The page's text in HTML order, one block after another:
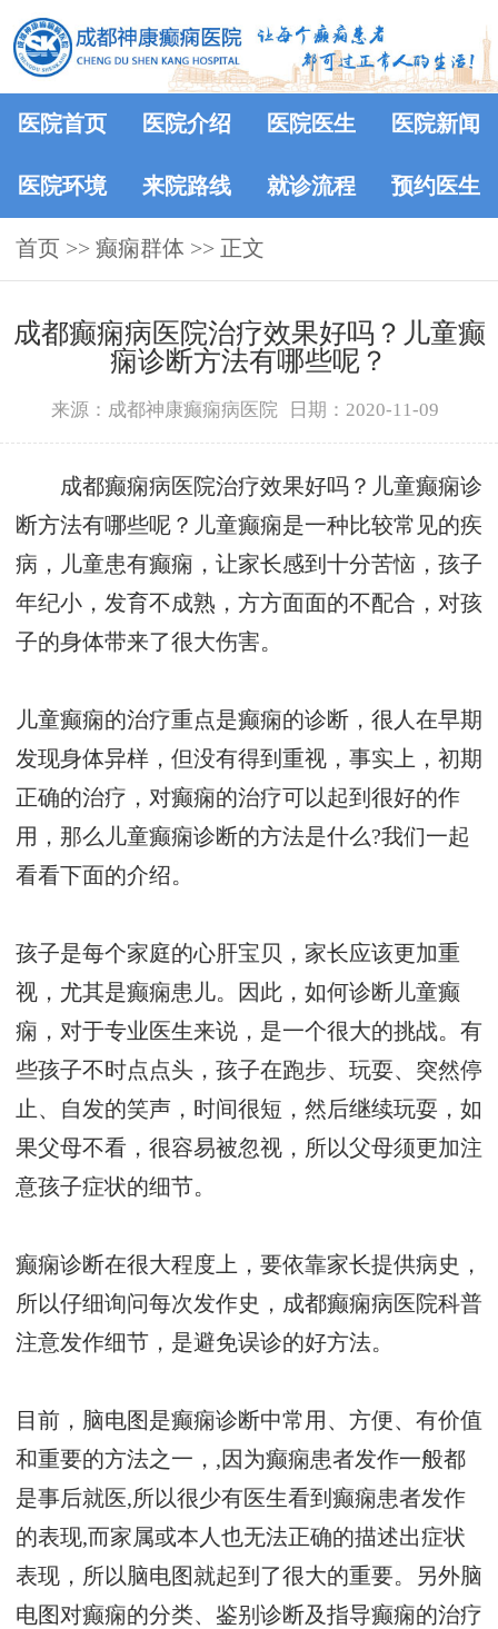
医院首页 医院介绍 医院医生 医院新闻
医院环境 来院路线 就诊流程 预约医生
首页 >> 癫痫群体 >> 正文
成都癫痫病医院治疗效果好吗？儿童癫
痫诊断方法有哪些呢？
来源：成都神康癫痫病医院 日期：2020-11-09
成都癫痫病医院治疗效果好吗？儿童癫痫诊
断方法有哪些呢？儿童癫痫是一种比较常见的疾
病，儿童患有癫痫，让家长感到十分苦恼，孩子
年纪小，发育不成熟，方方面面的不配合，对孩
子的身体带来了很大伤害。
儿童癫痫的治疗重点是癫痫的诊断，很人在早期
发现身体异样，但没有得到重视，事实上，初期
正确的治疗，对癫痫的治疗可以起到很好的作
用，那么儿童癫痫诊断的方法是什么?我们一起
看看下面的介绍。
孩子是每个家庭的心肝宝贝，家长应该更加重
视，尤其是癫痫患儿。因此，如何诊断儿童癫
痫，对于专业医生来说，是一个很大的挑战。有
些孩子不时点点头，孩子在跑步、玩耍、突然停
止、自发的笑声，时间很短，然后继续玩耍，如
果父母不看，很容易被忽视，所以父母须更加注
意孩子症状的细节。
癫痫诊断在很大程度上，要依靠家长提供病史，
所以仔细询问每次发作史， 成都癫痫病医院科普
注意发作细节，是避免误诊的好方法。
目前，脑电图是癫痫诊断中常用、方便、有价值
和重要的方法之一，,因为癫痫患者发作一般都
是事后就医,所以很少有医生看到癫痫患者发作
的表现,而家属或本人也无法正确的描述出症状
表现，所以脑电图就起到了很大的重要。另外脑
电图对癫痫的分类、鉴别诊断及指导癫痫的治疗